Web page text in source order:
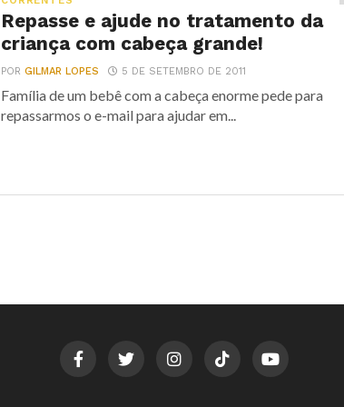
Repasse e ajude no tratamento da
criança com cabeça grande!
PORGILMAR LOPES 5 DE SETEMBRO DE 2011
Família de um bebê com a cabeça enorme pede para
repassarmos o e-mail para ajudar em...